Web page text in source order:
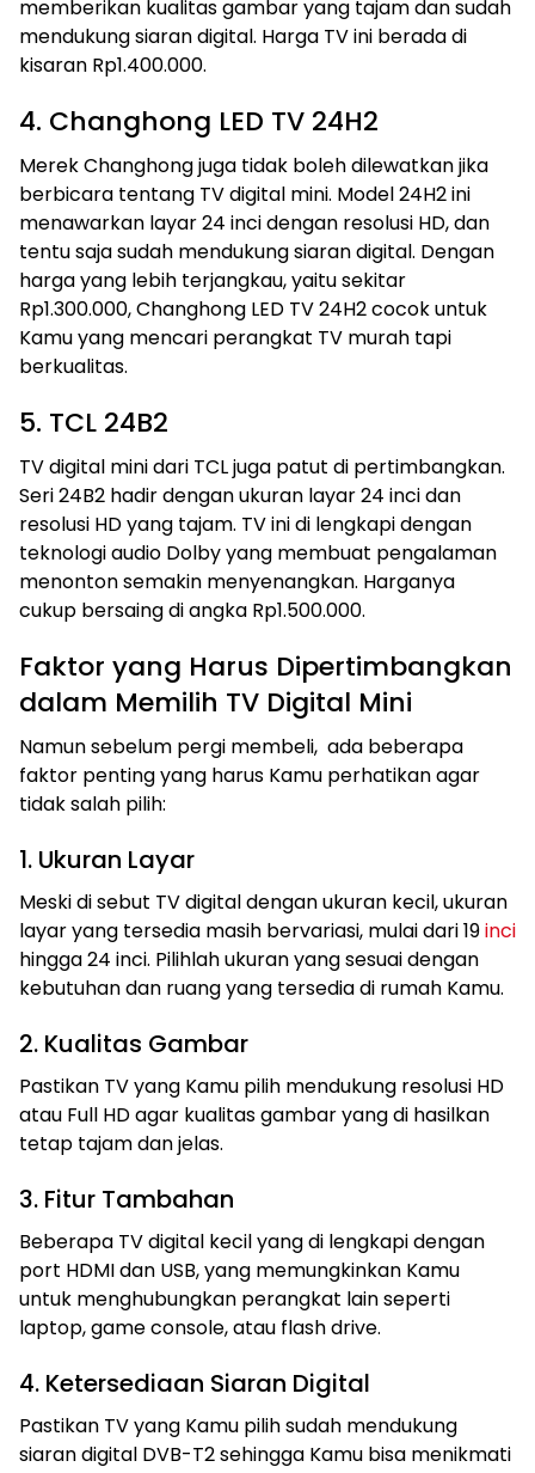
memberikan kualitas gambar yang tajam dan sudah
mendukung siaran digital. Harga TV ini berada di
kisaran Rp1.400.000.
4. Changhong LED TV 24H2
Merek Changhong juga tidak boleh dilewatkan jika
berbicara tentang TV digital mini. Model 24H2 ini
menawarkan layar 24 inci dengan resolusi HD, dan
tentu saja sudah mendukung siaran digital. Dengan
harga yang lebih terjangkau, yaitu sekitar
Rp1.300.000, Changhong LED TV 24H2 cocok untuk
Kamu yang mencari perangkat TV murah tapi
berkualitas.
5. TCL 24B2
TV digital mini dari TCL juga patut di pertimbangkan.
Seri 24B2 hadir dengan ukuran layar 24 inci dan
resolusi HD yang tajam. TV ini di lengkapi dengan
teknologi audio Dolby yang membuat pengalaman
menonton semakin menyenangkan. Harganya
cukup bersaing di angka Rp1.500.000.
Faktor yang Harus Dipertimbangkan
dalam Memilih TV Digital Mini
Namun sebelum pergi membeli, ada beberapa
faktor penting yang harus Kamu perhatikan agar
tidak salah pilih:
1. Ukuran Layar
Meski di sebut TV digital dengan ukuran kecil, ukuran
layar yang tersedia masih bervariasi, mulai dari 19inci
hingga 24 inci. Pilihlah ukuran yang sesuai dengan
kebutuhan dan ruang yang tersedia di rumah Kamu.
2. Kualitas Gambar
Pastikan TV yang Kamu pilih mendukung resolusi HD
atau Full HD agar kualitas gambar yang di hasilkan
tetap tajam dan jelas.
3. Fitur Tambahan
Beberapa TV digital kecil yang di lengkapi dengan
port HDMI dan USB, yang memungkinkan Kamu
untuk menghubungkan perangkat lain seperti
laptop, game console, atau flash drive.
4. Ketersediaan Siaran Digital
Pastikan TV yang Kamu pilih sudah mendukung
siaran digital DVB-T2 sehingga Kamu bisa menikmati